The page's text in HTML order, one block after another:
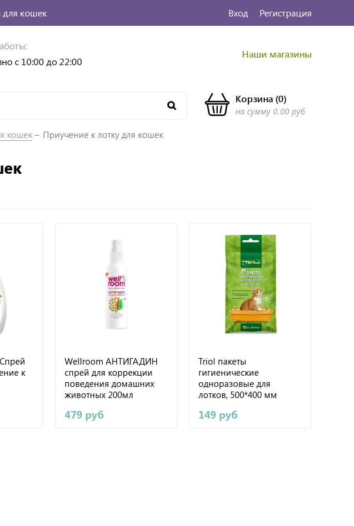
для кошек Вход Регистрация
с 10:00 до 22:00
Наши магазины
Корзина(0)
на сумму 0.00 руб
кошек Приучение к лотку для кошек
к
Wellroom АНТИГАДИН
спрей для коррекции
поведения домашних
животных 200мл
479 руб
Triol пакеты
гигиенические
одноразовые для
лотков, 500*400 мм
149 руб